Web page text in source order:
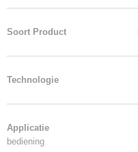
Soort Product
Technologie
Applicatie
bediening